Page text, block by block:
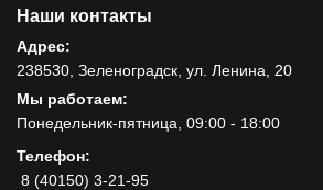
Наши контакты
Адрес:
238530, Зеленоградск, ул. Ленина, 20
Мы работаем:
Понедельник-пятница, 09:00 - 18:00
Телефон:
8 (40150) 3-21-95